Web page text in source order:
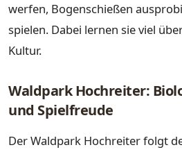
werfen, Bogenschießen
spielen. Dabei lernen sie viel
Kultur.
Waldpark Hochreiter:
und Spielfreude
Der Waldpark Hochreiter folgt